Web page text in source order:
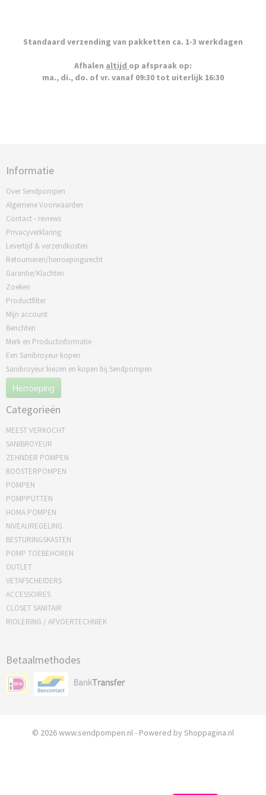
Standaard verzending van pakketten ca. 1-3 werkdagen
Afhalen altijd op afspraak op:
ma., di., do. of vr. vanaf 09:30 tot uiterlijk 16:30
Informatie
Over Sendpompen
Algemene Voorwaarden
Contact - reviews
Privacyverklaring
Levertijd & verzendkosten
Retourneren/herroepingsrecht
Garantie/Klachten
Zoeken
Productfilter
Mijn account
Berichten
Merk en Productinformatie
Een Sanibroyeur kopen
Sanibroyeur kiezen en kopen bij Sendpompen
Herroeping
Categorieën
MEEST VERKOCHT
SANIBROYEUR
ZEHNDER POMPEN
BOOSTERPOMPEN
POMPEN
POMPPUTTEN
HOMA POMPEN
NIVEAUREGELING
BESTURINGSKASTEN
POMP TOEBEHOREN
OUTLET
VETAFSCHEIDERS
ACCESSOIRES
CLOSET SANITAIR
RIOLERING / AFVOERTECHNIEK
Betaalmethodes
© 2026 www.sendpompen.nl - Powered by Shoppagina.nl